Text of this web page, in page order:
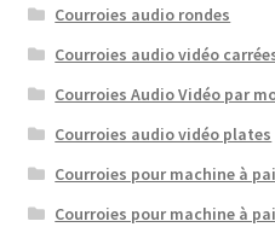
Courroies audio rondes
Courroies audio vidéo
Courroies Audio Vidéo par
Courroies audio vidéo plates
Courroies pour machine à
Courroies pour machine à